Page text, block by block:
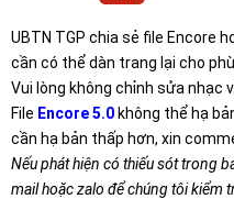
UBTN TGP chia sẻ file Encore
cần có thể dàn trang lại cho
Vui lòng không chỉnh sửa nhạc
File Encore 5.0 không thể hạ
cần hạ bản thấp hơn, xin
Nếu phát hiện có thiếu sót trong
mail hoặc zalo để chúng tôi kiểm